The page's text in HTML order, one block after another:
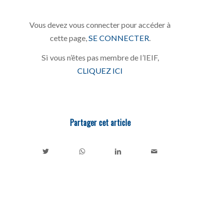
Vous devez vous connecter pour accéder à
cette page, SE CONNECTER
Si vous n’êtes pas membre de l’IEIF,
CLIQUEZ ICI
Partager cet article